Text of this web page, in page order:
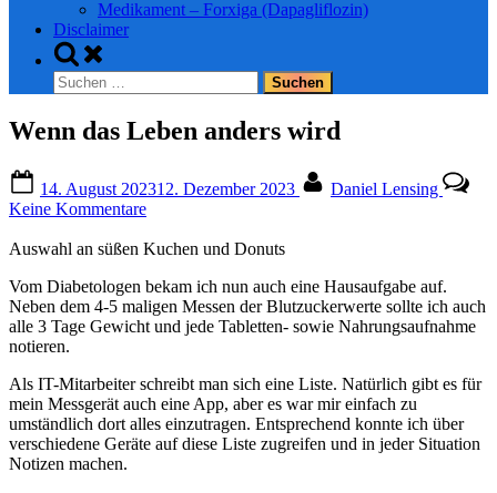
Medikament – Forxiga (Dapagliflozin)
Disclaimer
Toggle
search
form
Suchen
nach:
Wenn das Leben anders wird
on
14. August 202312. Dezember 2023
Daniel Lensing
Keine Kommentarezu
das
anders
wird
Auswahl an süßen Kuchen und Donuts
Vom Diabetologen bekam ich nun auch eine Hausaufgabe auf.
Neben dem 4-5 maligen Messen der Blutzuckerwerte sollte ich auch
alle 3 Tage Gewicht und jede Tabletten- sowie Nahrungsaufnahme
notieren.
Als IT-Mitarbeiter schreibt man sich eine Liste. Natürlich gibt es für
mein Messgerät auch eine App, aber es war mir einfach zu
umständlich dort alles einzutragen. Entsprechend konnte ich über
verschiedene Geräte auf diese Liste zugreifen und in jeder Situation
Notizen machen.